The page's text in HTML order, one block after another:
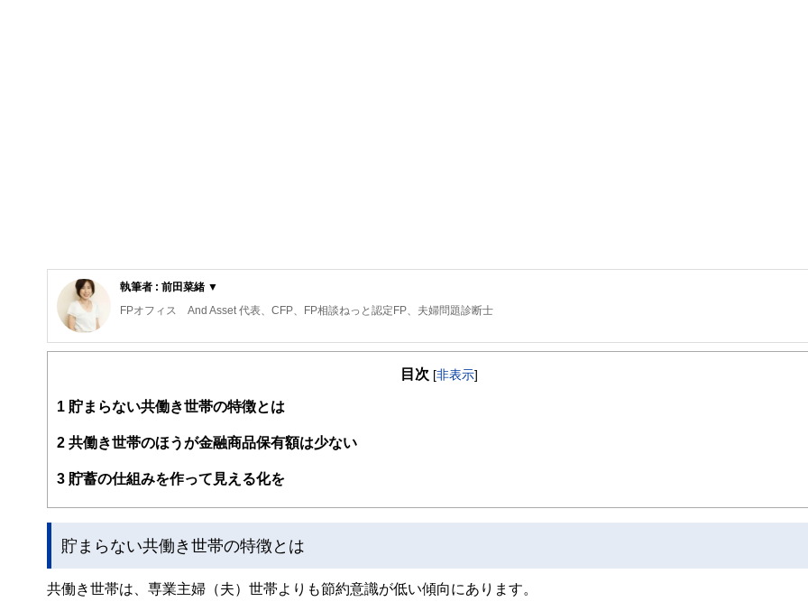
執筆者 : 前田菜緒 ▼
FPオフィス And Asset 代表、CFP、FP相談ねっと認定FP、夫婦問題診断士
保険代理店勤務を経て独立。高齢出産夫婦が2人目を産み、マイホームを購入しても子どもが健全な環境で育ち、人生が黒字になるようライ
https://www.andasset.net/
目次 [非表示]
1 貯まらない共働き世帯の特徴とは
2 共働き世帯のほうが金融商品保有額は少ない
3 貯蓄の仕組みを作って見える化を
貯まらない共働き世帯の特徴とは
共働き世帯は、専業主婦（夫）世帯よりも節約意識が低い傾向にあります。